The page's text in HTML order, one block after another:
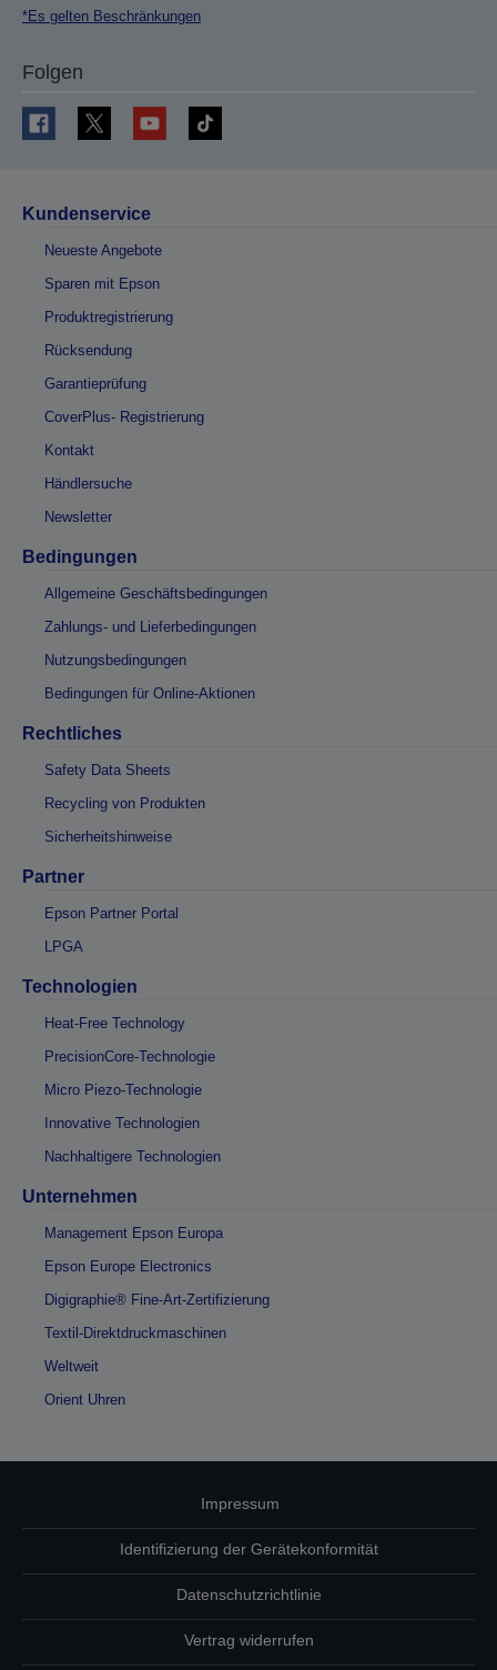
*Es gelten Beschränkungen
Folgen
Kundenservice
Neueste Angebote
Sparen mit Epson
Produktregistrierung
Rücksendung
Garantieprüfung
CoverPlus- Registrierung
Kontakt
Händlersuche
Newsletter
Bedingungen
Allgemeine Geschäftsbedingungen
Zahlungs- und Lieferbedingungen
Nutzungsbedingungen
Bedingungen für Online-Aktionen
Rechtliches
Safety Data Sheets
Recycling von Produkten
Sicherheitshinweise
Partner
Epson Partner Portal
LPGA
Technologien
Heat-Free Technology
PrecisionCore-Technologie
Micro Piezo-Technologie
Innovative Technologien
Nachhaltigere Technologien
Unternehmen
Management Epson Europa
Epson Europe Electronics
Digigraphie® Fine-Art-Zertifizierung
Textil-Direktdruckmaschinen
Weltweit
Orient Uhren
Impressum
Identifizierung der Gerätekonformität
Datenschutzrichtlinie
Vertrag widerrufen